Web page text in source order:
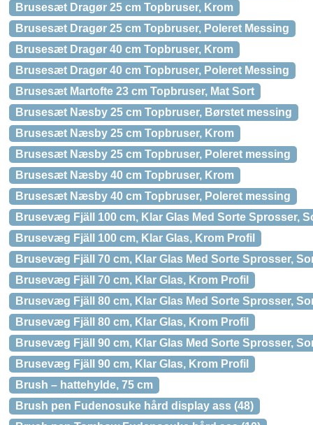
Brusesæt Dragør 25 cm Topbruser, Krom
Brusesæt Dragør 25 cm Topbruser, Poleret Messing
Brusesæt Dragør 40 cm Topbruser, Krom
Brusesæt Dragør 40 cm Topbruser, Poleret Messing
Brusesæt Martofte 23 cm Topbruser, Mat Sort
Brusesæt Næsby 25 cm Topbruser, Børstet messing
Brusesæt Næsby 25 cm Topbruser, Krom
Brusesæt Næsby 25 cm Topbruser, Poleret messing
Brusesæt Næsby 40 cm Topbruser, Krom
Brusesæt Næsby 40 cm Topbruser, Poleret messing
Brusevæg Fjäll 100 cm, Klar Glas Med Sorte Sprosser,
Brusevæg Fjäll 100 cm, Klar Glas, Krom Profil
Brusevæg Fjäll 70 cm, Klar Glas Med Sorte Sprosser,
Brusevæg Fjäll 70 cm, Klar Glas, Krom Profil
Brusevæg Fjäll 80 cm, Klar Glas Med Sorte Sprosser,
Brusevæg Fjäll 80 cm, Klar Glas, Krom Profil
Brusevæg Fjäll 90 cm, Klar Glas Med Sorte Sprosser,
Brusevæg Fjäll 90 cm, Klar Glas, Krom Profil
Brush – hattehylde, 75 cm
Brush pen Fudenosuke hård display ass (48)